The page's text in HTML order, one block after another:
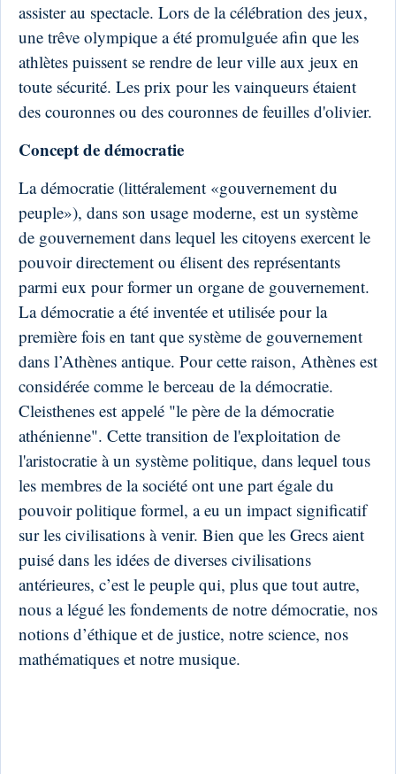
assister au spectacle. Lors de la célébration des jeux,
une trêve olympique a été promulguée afin que les
athlètes puissent se rendre de leur ville aux jeux en
toute sécurité. Les prix pour les vainqueurs étaient
des couronnes ou des couronnes de feuilles d'olivier.
Concept de démocratie
La démocratie (littéralement «gouvernement du
peuple»), dans son usage moderne, est un système
de gouvernement dans lequel les citoyens exercent le
pouvoir directement ou élisent des représentants
parmi eux pour former un organe de gouvernement.
La démocratie a été inventée et utilisée pour la
première fois en tant que système de gouvernement
dans l’Athènes antique. Pour cette raison, Athènes est
considérée comme le berceau de la démocratie.
Cleisthenes est appelé "le père de la démocratie
athénienne". Cette transition de l'exploitation de
l'aristocratie à un système politique, dans lequel tous
les membres de la société ont une part égale du
pouvoir politique formel, a eu un impact significatif
sur les civilisations à venir. Bien que les Grecs aient
puisé dans les idées de diverses civilisations
antérieures, c’est le peuple qui, plus que tout autre,
nous a légué les fondements de notre démocratie, nos
notions d’éthique et de justice, notre science, nos
mathématiques et notre musique.